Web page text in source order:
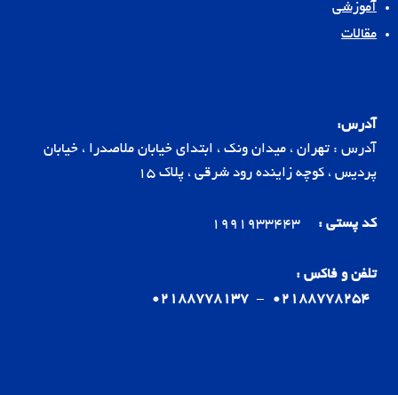
آموزشی
مقالات
آدرس:
آدرس : تهران ، میدان ونک ، ابتدای خیابان ملاصدرا ، خیابان
پردیس ، کوچه زاینده رود شرقی ، پلاک 15
کد پستی :
تلفن و فاکس :
02188778254
-
02188778137